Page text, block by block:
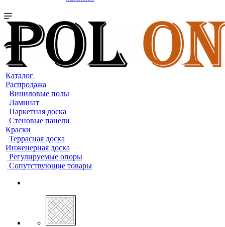
Каталог
Распродажа
Виниловые полы
Ламинат
Паркетная доска
Стеновые панели
Краски
Террасная доска
Инженерная доска
Регулируемые опоры
Сопутствующие товары